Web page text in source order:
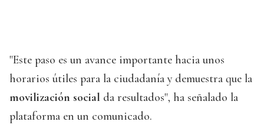
"Este paso es un avance importante hacia unos
horarios útiles para la ciudadanía y demuestra que la
movilización social da resultados", ha señalado la
plataforma en un comunicado.